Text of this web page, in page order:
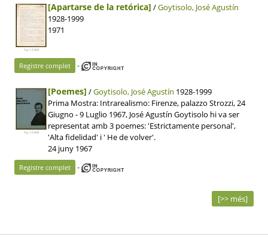
3 p, 1.2 MB
[Apartarse de la retórica] /Goytisolo, José Agustín
1928-1999
1971
Registre complet -
4 p, 1.0 MB
[Poemes] /Goytisolo, José Agustín 1928-1999
Prima Mostra: Intrarealismo: Firenze, palazzo Strozzi, 24
Giugno - 9 Luglio 1967, José Agustín Goytisolo hi va ser
representat amb 3 poemes: 'Estrictamente personal',
'Alta fidelidad' i ' He de volver'.
24 juny 1967
Registre complet -
[>> més]